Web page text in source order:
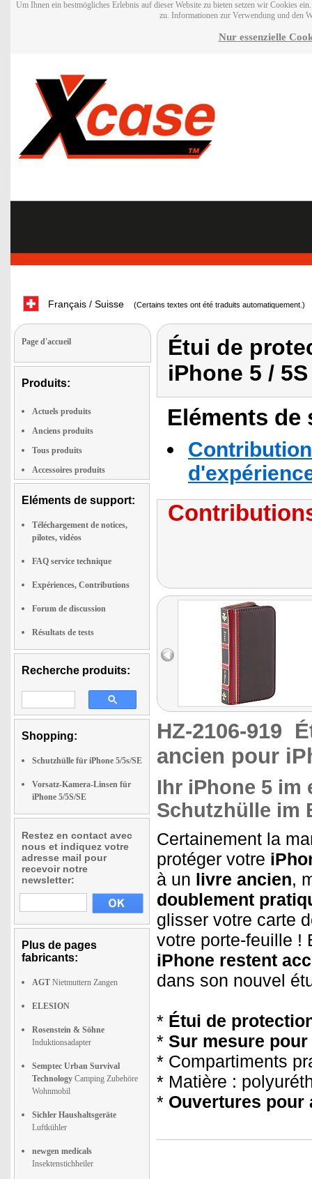
Um Ihnen ein bestmögliches Erlebnis auf dieser Website zu bieten setzen wir Cookies
zu. Informationen zur Verwendung und den
Nur essenzielle
Français / Suisse (Certains textes ont été traduits automatiquement.)
Page d'accueil
Produits:
Actuels produits
Anciens produits
Tous produits
Accessoires produits
Eléments de support:
Téléchargement de notices,
pilotes, vidéos
FAQ service technique
Expériences, Contributions
Forum de discussion
Résultats de tests
Recherche produits:
Shopping:
Schutzhülle für iPhone 5/5s/SE
Vorsatz-Kamera-Linsen für
iPhone 5/5S/SE
Restez en contact avec
nous et indiquez votre
adresse mail pour
recevoir notre
newsletter:
Plus de pages
fabricants:
AGT Nietmuttern Zangen
ELESION
Rosenstein & Söhne
Induktionsadapter
Semptec Urban Survival
Technology Camping Zubehöre
Wohnmobil
Sichler Haushaltsgeräte
Luftkühler
newgen medicals
Insektenstichheiler
Étui de
iPhone 5 / 5S
Eléments
HZ-2106-919
ancien pour
Ihr iPhone 5 im
Schutzhülle im
Certainement la
protéger votre
à un livre ancien,
doublement
glisser votre carte
votre porte-feuille !
iPhone restent
dans son nouvel
* Étui de
* Sur mesure pour
* Compartiments
* Matière :
* Ouvertures pour